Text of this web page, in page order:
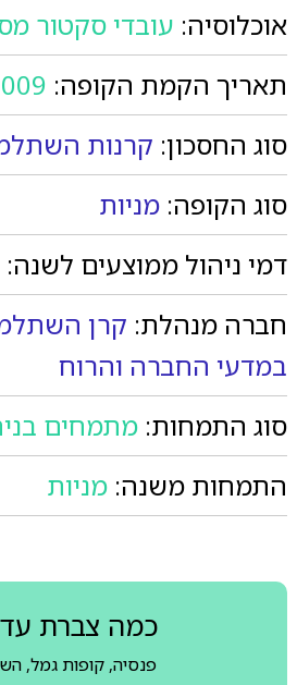
אוכלוסיה: עובדי סקטור
תאריך הקמת הקופה:
סוג החסכון: קרנות
סוג הקופה: מניות
דמי ניהול ממוצעים לשנה:
חברה מנהלת: קרן
במדעי החברה והרוח
סוג התמחות: מתמחים
התמחות משנה: מניות
כמה צברת
פנסיה, קופות גמל,